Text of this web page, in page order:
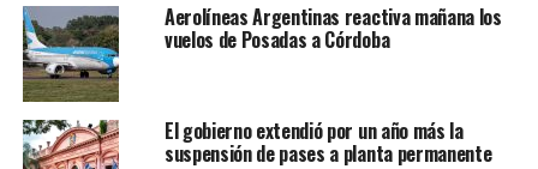
Aerolíneas Argentinas reactiva mañana los
vuelos de Posadas a Córdoba
El gobierno extendió por un año más la
suspensión de pases a planta permanente